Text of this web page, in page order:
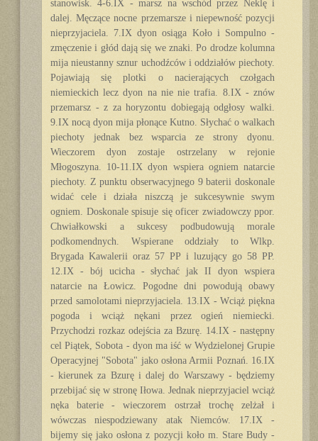
stanowisk. 4-6.IX - marsz na wschód przez Neklę i
dalej. Męczące nocne przemarsze i niepewność pozycji
nieprzyjaciela. 7.IX dyon osiąga Koło i Sompulno -
zmęczenie i głód dają się we znaki. Po drodze kolumna
mija nieustanny sznur uchodźców i oddziałów piechoty.
Pojawiają się plotki o nacierających czołgach
niemieckich lecz dyon na nie nie trafia. 8.IX - znów
przemarsz - z za horyzontu dobiegają odgłosy walki.
9.IX nocą dyon mija płonące Kutno. Słychać o walkach
piechoty jednak bez wsparcia ze strony dyonu.
Wieczorem dyon zostaje ostrzelany w rejonie
Młogoszyna. 10-11.IX dyon wspiera ogniem natarcie
piechoty. Z punktu obserwacyjnego 9 baterii doskonale
widać cele i działa niszczą je sukcesywnie swym
ogniem. Doskonale spisuje się oficer zwiadowczy ppor.
Chwiałkowski a sukcesy podbudowują morale
podkomendnych. Wspierane oddziały to Wlkp.
Brygada Kawalerii oraz 57 PP i luzujący go 58 PP.
12.IX - bój ucicha - słychać jak II dyon wspiera
natarcie na Łowicz. Pogodne dni powodują obawy
przed samolotami nieprzyjaciela. 13.IX - Wciąż piękna
pogoda i wciąż nękani przez ogień niemiecki.
Przychodzi rozkaz odejścia za Bzurę. 14.IX - następny
cel Piątek, Sobota - dyon ma iść w Wydzielonej Grupie
Operacyjnej "Sobota" jako osłona Armii Poznań. 16.IX
- kierunek za Bzurę i dalej do Warszawy - będziemy
przebijać się w stronę Iłowa. Jednak nieprzyjaciel wciąż
nęka baterie - wieczorem ostrzał trochę zelżał i
wówczas niespodziewany atak Niemców. 17.IX -
bijemy się jako osłona z pozycji koło m. Stare Budy -